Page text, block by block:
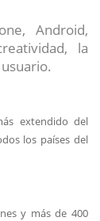
Android,
la
extendido del
los países del
y más de 400